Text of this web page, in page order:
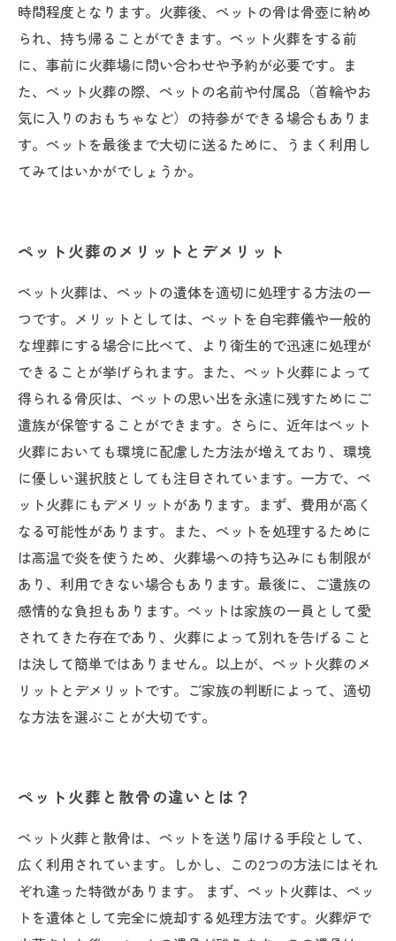
時間程度となります。火葬後、ペットの骨は骨壺に納め
られ、持ち帰ることができます。ペット火葬をする前
に、事前に火葬場に問い合わせや予約が必要です。ま
た、ペット火葬の際、ペットの名前や付属品（首輪やお
気に入りのおもちゃなど）の持参ができる場合もありま
す。ペットを最後まで大切に送るために、うまく利用し
てみてはいかがでしょうか。
ペット火葬のメリットとデメリット
ペット火葬は、ペットの遺体を適切に処理する方法の一
つです。メリットとしては、ペットを自宅葬儀や一般的
な埋葬にする場合に比べて、より衛生的で迅速に処理が
できることが挙げられます。また、ペット火葬によって
得られる骨灰は、ペットの思い出を永遠に残すためにご
遺族が保管することができます。さらに、近年はペット
火葬においても環境に配慮した方法が増えており、環境
に優しい選択肢としても注目されています。一方で、ペ
ット火葬にもデメリットがあります。まず、費用が高く
なる可能性があります。また、ペットを処理するために
は高温で炎を使うため、火葬場への持ち込みにも制限が
あり、利用できない場合もあります。最後に、ご遺族の
感情的な負担もあります。ペットは家族の一員として愛
されてきた存在であり、火葬によって別れを告げること
は決して簡単ではありません。以上が、ペット火葬のメ
リットとデメリットです。ご家族の判断によって、適切
な方法を選ぶことが大切です。
ペット火葬と散骨の違いとは？
ペット火葬と散骨は、ペットを送り届ける手段として、
広く利用されています。しかし、この2つの方法にはそれ
ぞれ違った特徴があります。 まず、ペット火葬は、ペッ
トを遺体として完全に焼却する処理方法です。火葬炉で